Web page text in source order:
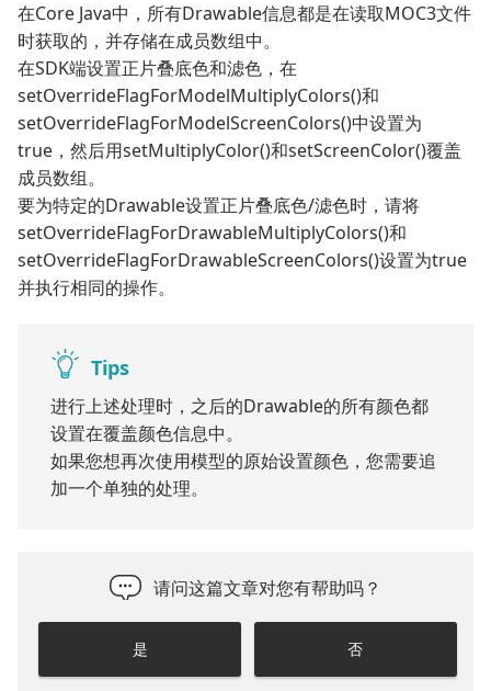
在Core Java中，所有Drawable信息都是在读取MOC3文件
时获取的，并存储在成员数组中。
在SDK端设置正片叠底色和滤色，在
setOverrideFlagForModelMultiplyColors()和
setOverrideFlagForModelScreenColors()中设置为
true，然后用setMultiplyColor()和setScreenColor()覆盖
成员数组。
要为特定的Drawable设置正片叠底色/滤色时，请将
setOverrideFlagForDrawableMultiplyColors()和
setOverrideFlagForDrawableScreenColors()设置为true
并执行相同的操作。
Tips
进行上述处理时，之后的Drawable的所有颜色都
设置在覆盖颜色信息中。
如果您想再次使用模型的原始设置颜色，您需要追
加一个单独的处理。
请问这篇文章对您有帮助吗？
是 否